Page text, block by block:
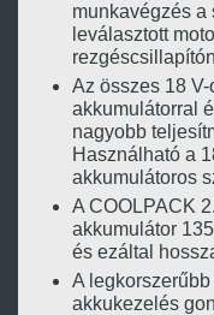
munkavégzés a
leválasztott
Az összes 18
akkumulátorral
nagyobb
Használható a
akkumulátoros
A COOLPACK
akkumulátor
és ezáltal
A
akkukezelés